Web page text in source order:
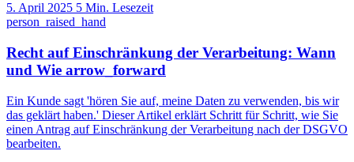
5. April 2025 5 Min. Lesezeit
person_raised_hand
Recht auf Einschränkung der Verarbeitung: Wann
und Wie arrow_forward
Ein Kunde sagt 'hören Sie auf, meine Daten zu verwenden, bis wir
das geklärt haben.' Dieser Artikel erklärt Schritt für Schritt, wie Sie
einen Antrag auf Einschränkung der Verarbeitung nach der DSGVO
bearbeiten.